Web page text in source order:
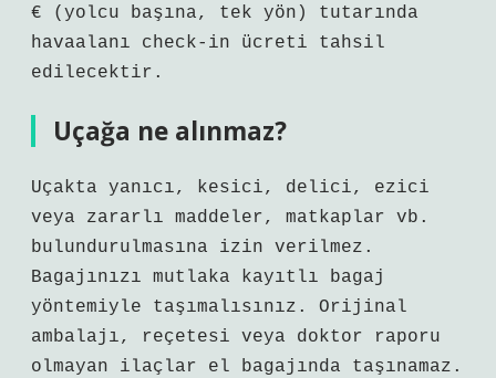
€ (yolcu başına, tek yön) tutarında
havaalanı check-in ücreti tahsil
edilecektir.
Uçağa ne alınmaz?
Uçakta yanıcı, kesici, delici, ezici
veya zararlı maddeler, matkaplar vb.
bulundurulmasına izin verilmez.
Bagajınızı mutlaka kayıtlı bagaj
yöntemiyle taşımalısınız. Orijinal
ambalajı, reçetesi veya doktor raporu
olmayan ilaçlar el bagajında ​​taşınamaz.